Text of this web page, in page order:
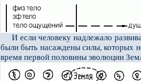
И если человеку надлежало
были быть насаждены силы, которых
время первой половины эволюции